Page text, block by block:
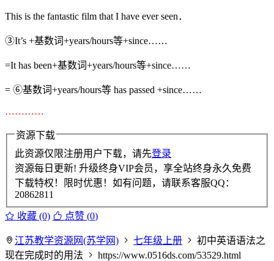
This is the fantastic film that I have ever seen．
③It’s +基数词+years/hours等+since……
=It has been+基数词+years/hours等+since……
= ⑥基数词+years/hours等 has passed +since……
…………
资源下载
此资源仅限注册用户下载，请先登录
资源每日更新! 升级终身VIP会员，享全站终身永久免费
下载特权！限时优惠！如有问题，请联系客服QQ：
20862811
收藏 (0) 点赞 (0)
江苏教学资源网(苏学网) 七年级上册
初中英语语法之
现在完成时的用法
https://www.0516ds.com/53529.html